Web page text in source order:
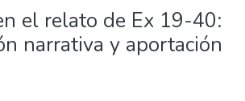
el relato de Ex 19-40:
narrativa y aportación